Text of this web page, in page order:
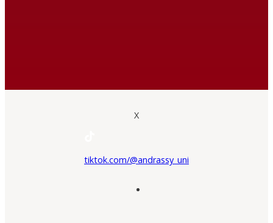
X
tiktok.com/@andrassy_uni